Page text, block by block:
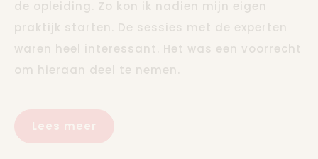
de opleiding. Zo kon ik nadien mijn eigen
praktijk starten. De sessies met de experten
waren heel interessant. Het was een voorrecht
om hieraan deel te nemen.
Lees meer